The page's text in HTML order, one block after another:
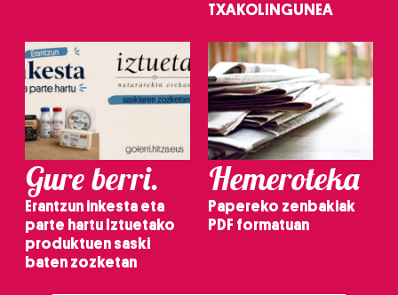
TXAKOLINGUNEA
Gure berri.
Erantzun inkesta eta
parte hartu Iztuetako
produktuen saski
baten zozketan
Hemeroteka
Papereko zenbakiak
PDF formatuan